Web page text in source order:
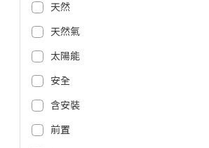
天然
天然氣
太陽能
安全
含安裝
前置